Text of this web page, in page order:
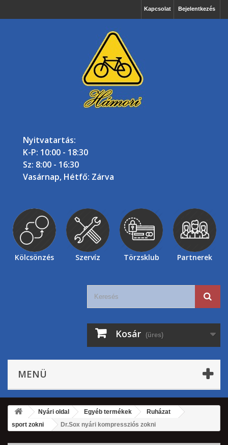
Bejelentkezés
Kapcsolat
Nyitvatartás:
K-P: 10:00 - 18:30
Sz: 8:00 - 16:30
Vasárnap, Hétfő: Zárva
Kölcsönzés Szervíz Törzsklub Partnerek
Kosár (üres)
MENÜ
Nyári oldal Egyéb termékek
Ruházat
sport zokni
Dr.Sox nyári kompressziós zokni